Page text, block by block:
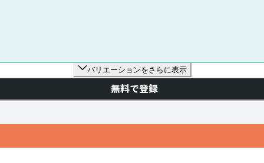
バリエーションをさらに表示
無料で登録